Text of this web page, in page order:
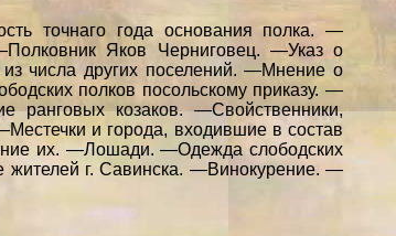
точнаго года основания полка. —
Яков Черниговец. —Указ о
числа других поселений. —Мнение о
полков посольскому приказу. —
козаков. —Свойственники,
и города, входившие в состав
их. —Лошади. —Одежда слободских
жителей г. Савинска. —Винокурение. —